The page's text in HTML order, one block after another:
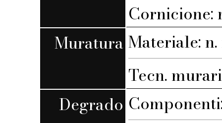
Cornicione:
Muratura Materiale: n.
Tecn.
Degrado